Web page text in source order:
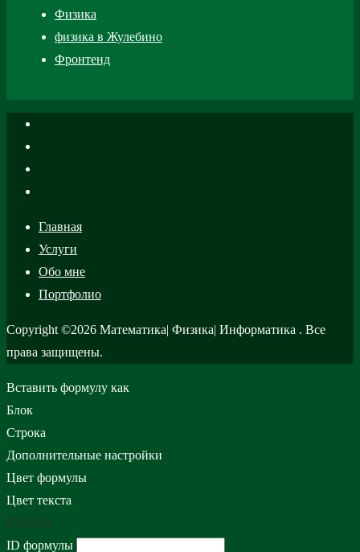
Физика
физика в Жулебино
Фронтенд
Главная
Услуги
Обо мне
Портфолио
Copyright ©2026 Математика| Физика| Информатика . Все
права защищены.
Вставить формулу как
Блок
Строка
Дополнительные настройки
Цвет формулы
Цвет текста
#333333
ID формулы